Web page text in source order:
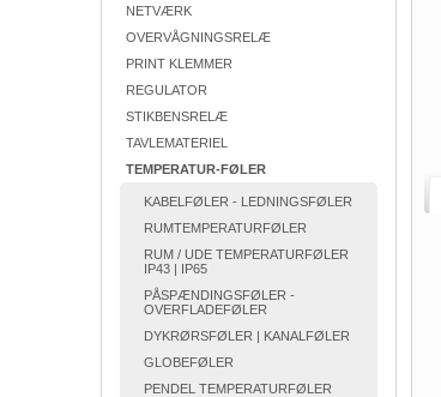
NETVÆRK
OVERVÅGNINGSRELÆ
PRINT KLEMMER
REGULATOR
STIKBENSRELÆ
TAVLEMATERIEL
TEMPERATUR-FØLER
KABELFØLER - LEDNINGSFØLER
RUMTEMPERATURFØLER
RUM / UDE TEMPERATURFØLER
IP43 | IP65
PÅSPÆNDINGSFØLER -
OVERFLADEFØLER
DYKRØRSFØLER | KANALFØLER
GLOBEFØLER
PENDEL TEMPERATURFØLER